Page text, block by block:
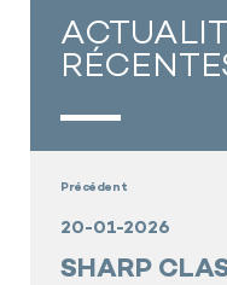
Précédent
20-01-2026
SHARP